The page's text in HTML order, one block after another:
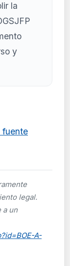
la
y
fuente
legal.
a un
A-